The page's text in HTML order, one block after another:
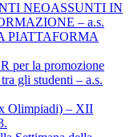
NEOASSUNTI IN
– a.s.
PIATTAFORMA
per la promozione
gli studenti – a.s.
Olimpiadi) – XII